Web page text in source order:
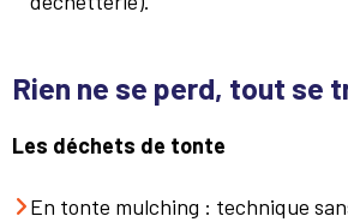
Rien ne se perd, tout se
Les déchets de tonte
En tonte mulching : technique